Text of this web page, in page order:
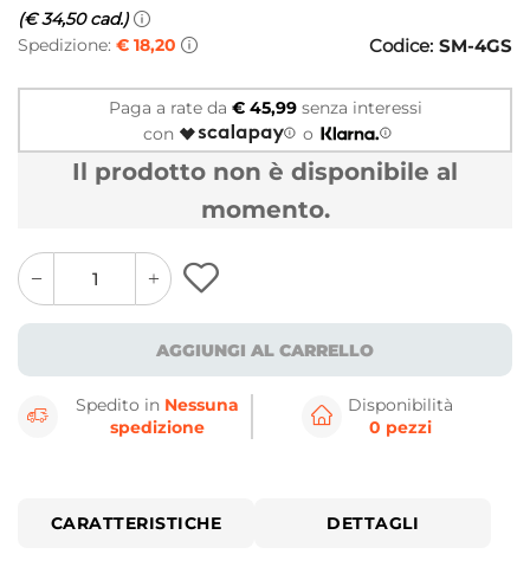
(€ 34,50 cad.)
Spedizione: € 18,20 Codice: SM-4GS
Paga a rate da € 45,99senza interessi
con
o
Il prodotto non è disponibile al
momento.
quantity
button
quantity
minus
button
AGGIUNGI AL CARRELLO
Spedito in Nessuna
spedizione
Disponibilità
0 pezzi
CARATTERISTICHE DETTAGLI